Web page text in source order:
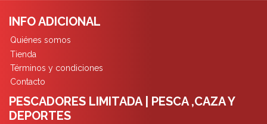
INFO ADICIONAL
Quiénes somos
Tienda
Términos y condiciones
Contacto
PESCADORES LIMITADA | PESCA ,CAZA Y
DEPORTES